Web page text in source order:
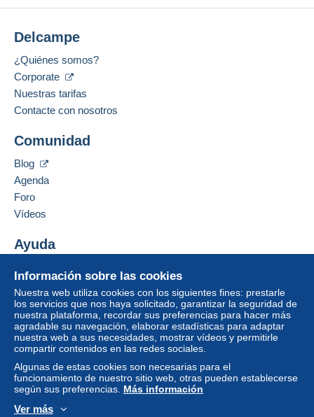
Información sobre las cookies
Nuestra web utiliza cookies con los siguientes fines: prestarle
los servicios que nos haya solicitado, garantizar la seguridad de
nuestra plataforma, recordar sus preferencias para hacer más
agradable su navegación, elaborar estadísticas para adaptar
nuestra web a sus necesidades, mostrar vídeos y permitirle
compartir contenidos en las redes sociales.
Algunas de estas cookies son necesarias para el
funcionamiento de nuestro sitio web, otras pueden establecerse
según sus preferencias. Más información
Ver más
Delcampe
¿Quiénes somos?
Corporate
Nuestras tarifas
Contacte con nosotros
Comunidad
Blog
Agenda
Foro
Vídeos
Ayuda
Comprar en Delcampe
Vender en Delcampe
Una página securizada